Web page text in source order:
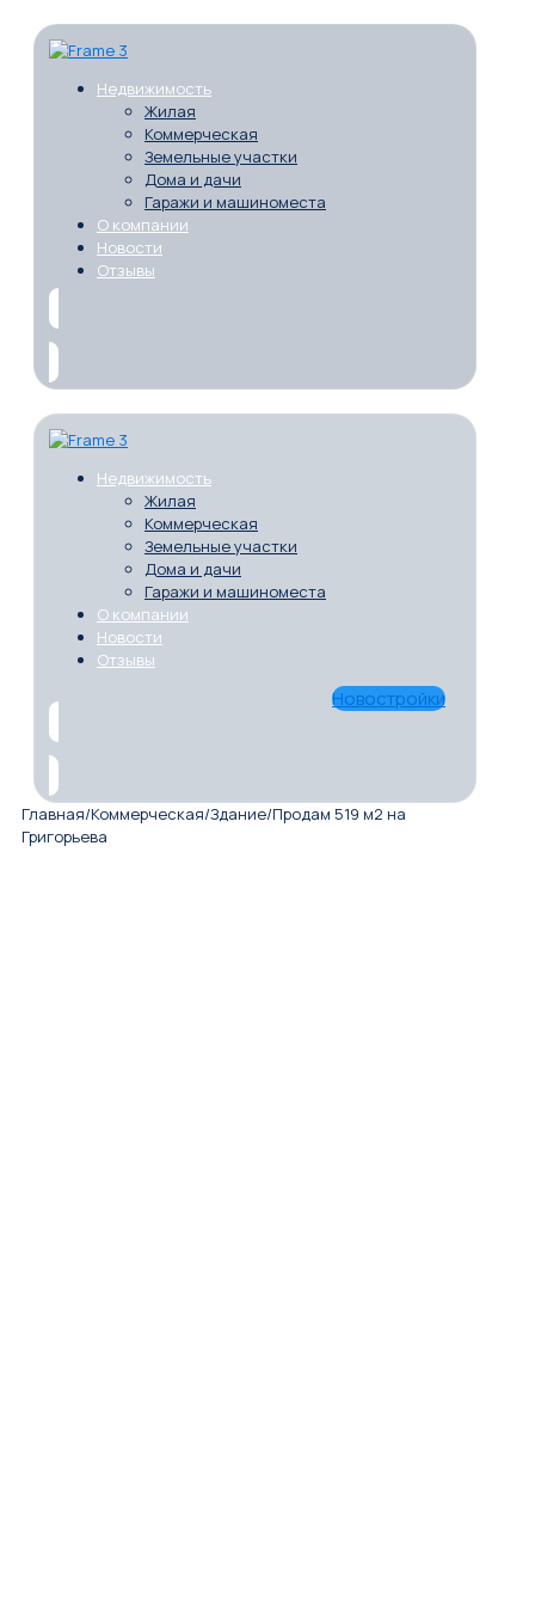
Недвижимость
Жилая
Коммерческая
Земельные участки
Дома и дачи
Гаражи и машиноместа
О компании
Новости
Отзывы
Недвижимость
Жилая
Коммерческая
Земельные участки
Дома и дачи
Гаражи и машиноместа
О компании
Новости
Отзывы
Новостройки
Главная/Коммерческая/Здание/Продам 519 м2 на
Григорьева